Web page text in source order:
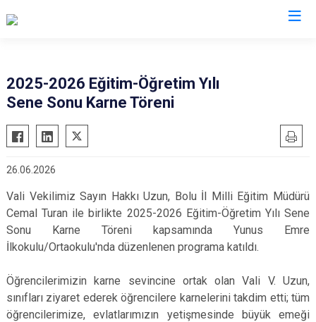
2025-2026 Eğitim-Öğretim Yılı
Sene Sonu Karne Töreni
26.06.2026
Vali Vekilimiz Sayın Hakkı Uzun, Bolu İl Milli Eğitim Müdürü
Cemal Turan ile birlikte 2025-2026 Eğitim-Öğretim Yılı Sene
Sonu Karne Töreni kapsamında Yunus Emre
İlkokulu/Ortaokulu'nda düzenlenen programa katıldı.
Öğrencilerimizin karne sevincine ortak olan Vali V. Uzun,
sınıfları ziyaret ederek öğrencilere karnelerini takdim etti; tüm
öğrencilerimize, evlatlarımızın yetişmesinde büyük emeği